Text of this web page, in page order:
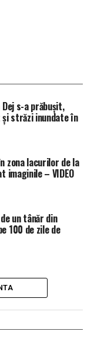
s-a prăbușit,
străzi inundate în
zona lacurilor de la
imaginile – VIDEO
un tânăr din
100 de zile de